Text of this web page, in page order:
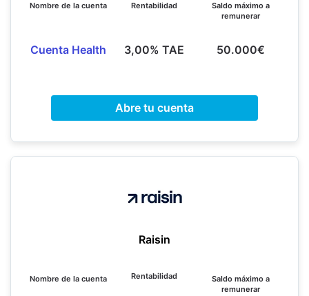
Nombre de la cuenta
Cuenta Health
Rentabilidad
3,00% TAE
Saldo máximo a
remunerar
50.000€
Abre tu cuenta
Raisin
Nombre de la cuenta Rentabilidad
Saldo máximo a
remunerar